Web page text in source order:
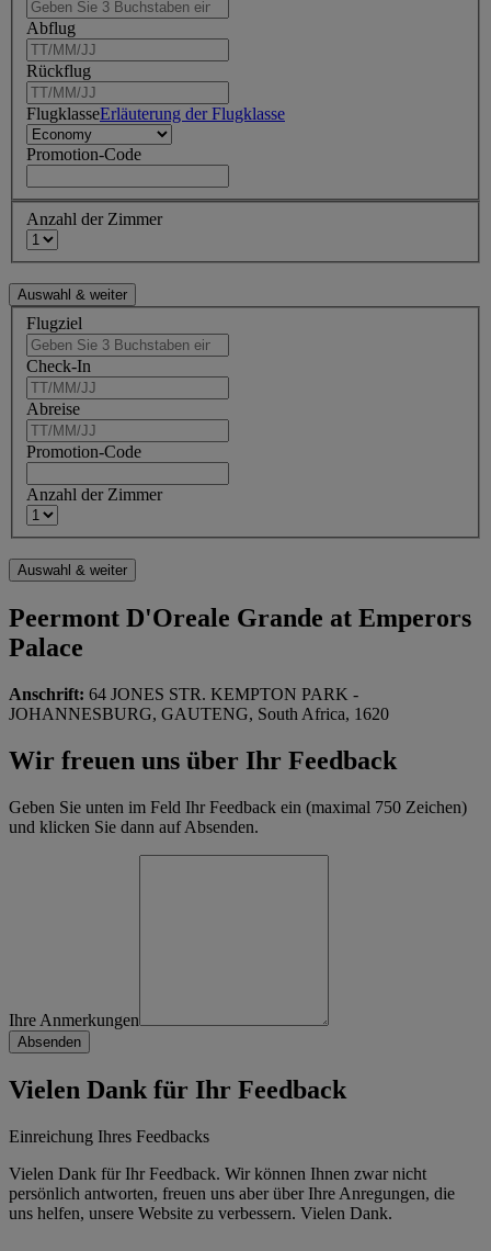
Abflug
Rückflug
FlugklasseErläuterung der Flugklasse
Promotion-Code
Anzahl der Zimmer
Flugziel
Check-In
Abreise
Promotion-Code
Anzahl der Zimmer
Peermont D'Oreale Grande at Emperors
Palace
Anschrift: 64 JONES STR. KEMPTON PARK -
JOHANNESBURG, GAUTENG, South Africa, 1620
Wir freuen uns über Ihr Feedback
Geben Sie unten im Feld Ihr Feedback ein (maximal 750 Zeichen)
und klicken Sie dann auf Absenden.
Ihre Anmerkungen
Vielen Dank für Ihr Feedback
Einreichung Ihres Feedbacks
Vielen Dank für Ihr Feedback. Wir können Ihnen zwar nicht
persönlich antworten, freuen uns aber über Ihre Anregungen, die
uns helfen, unsere Website zu verbessern. Vielen Dank.